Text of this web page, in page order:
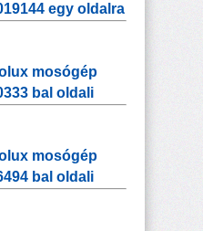
egy oldalra
mosógép
bal oldali
mosógép
bal oldali